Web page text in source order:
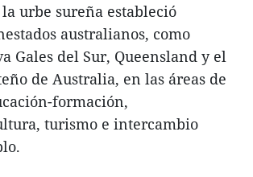
urbe sureña estableció
australianos, como
Gales del Sur, Queensland y el
de Australia, en las áreas de
formación,
turismo e intercambio